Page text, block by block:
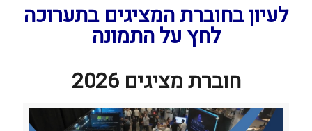
לעיון בחוברת המציגים בתערוכה
לחץ על התמונה
חוברת מציגים 2026